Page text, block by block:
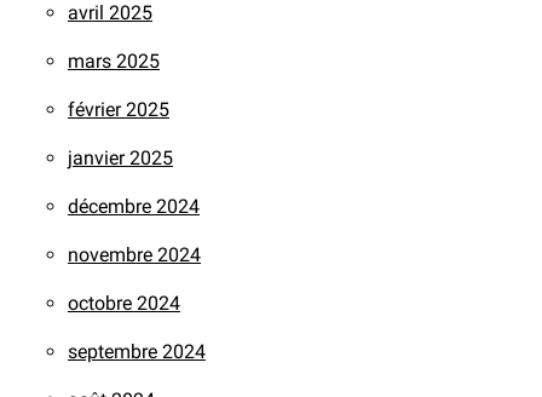
avril 2025
mars 2025
février 2025
janvier 2025
décembre 2024
novembre 2024
octobre 2024
septembre 2024